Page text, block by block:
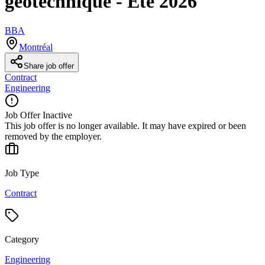
BBA
Montréal
Share job offer
Contract
Engineering
Job Offer Inactive
This job offer is no longer available. It may have expired or been
removed by the employer.
Job Type
Contract
Category
Engineering